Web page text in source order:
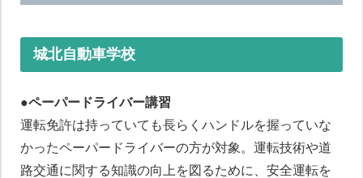
城北自動車学校
●ペーパードライバー講習
運転免許は持っていても長らくハンドルを握っていな
かったペーパードライバーの方が対象。運転技術や道
路交通に関する知識の向上を図るために、安全運転を